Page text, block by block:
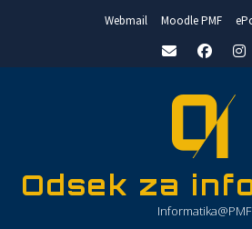
Webmail Moodle PMF
Odsek za
Informatika@PMF